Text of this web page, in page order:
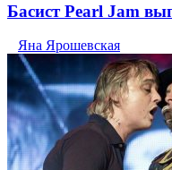
Басист Pearl Jam
Яна Ярошевская